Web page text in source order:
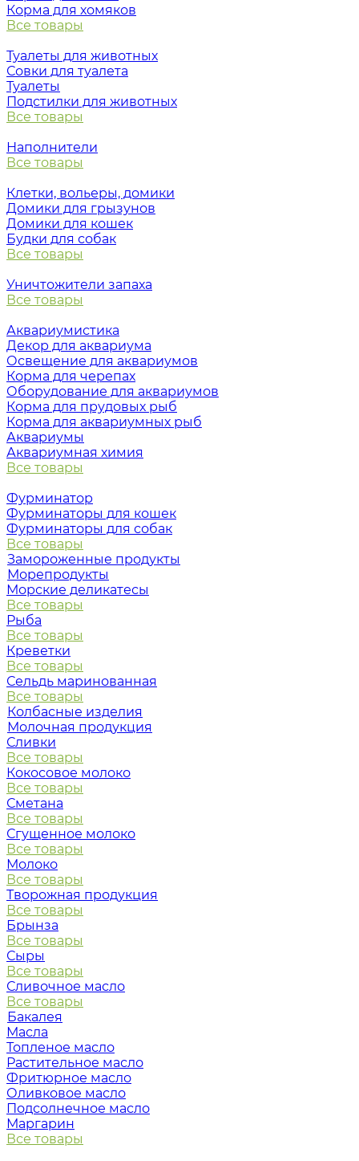
Корма для хомяков
Все товары
Туалеты для животных
Совки для туалета
Туалеты
Подстилки для животных
Все товары
Наполнители
Все товары
Клетки, вольеры, домики
Домики для грызунов
Домики для кошек
Будки для собак
Все товары
Уничтожители запаха
Все товары
Аквариумистика
Декор для аквариума
Освещение для аквариумов
Корма для черепах
Оборудование для аквариумов
Корма для прудовых рыб
Корма для аквариумных рыб
Аквариумы
Аквариумная химия
Все товары
Фурминатор
Фурминаторы для кошек
Фурминаторы для собак
Все товары
Замороженные продукты
Морепродукты
Морские деликатесы
Все товары
Рыба
Все товары
Креветки
Все товары
Сельдь маринованная
Все товары
Колбасные изделия
Молочная продукция
Сливки
Все товары
Кокосовое молоко
Все товары
Сметана
Все товары
Сгущенное молоко
Все товары
Молоко
Все товары
Творожная продукция
Все товары
Брынза
Все товары
Сыры
Все товары
Сливочное масло
Все товары
Бакалея
Масла
Топленое масло
Растительное масло
Фритюрное масло
Оливковое масло
Подсолнечное масло
Маргарин
Все товары